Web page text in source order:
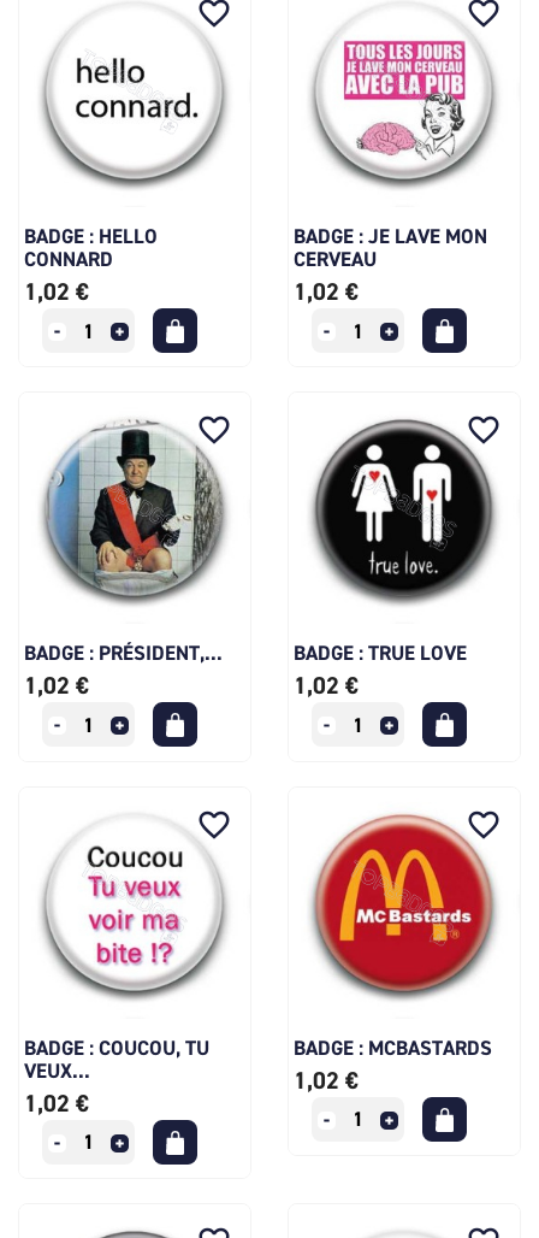
BADGE : HELLO
CONNARD
1,02 €
favorite_border
BADGE : JE LAVE MON
CERVEAU
1,02 €
favorite_border
BADGE : PRÉSIDENT,...
1,02 €
favorite_border
BADGE : TRUE LOVE
1,02 €
favorite_border
BADGE : COUCOU, TU
VEUX...
1,02 €
favorite_border
BADGE : MCBASTARDS
1,02 €
favorite_border